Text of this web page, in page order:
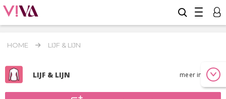
HOME LIJF & LIJN
LIJF & LIJN meer info